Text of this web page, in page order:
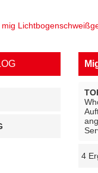
mig
4